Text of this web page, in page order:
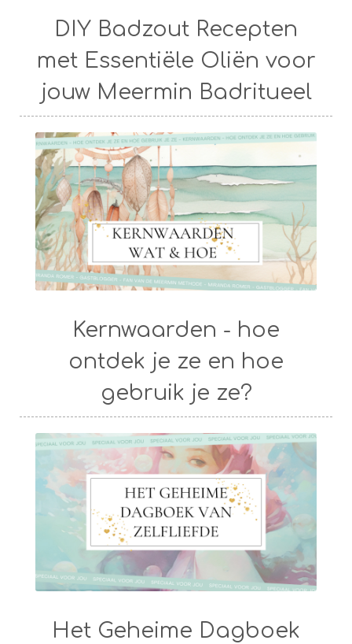
DIY Badzout Recepten
met Essentiële Oliën voor
jouw Meermin Badritueel
Kernwaarden - hoe
ontdek je ze en hoe
gebruik je ze?
Het Geheime Dagboek